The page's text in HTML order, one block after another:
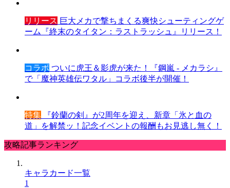
リリース 巨大メカで撃ちまくる爽快シューティングゲ
ーム『終末のタイタン：ラストラッシュ』リリース！
コラボ ついに虎王＆影虎が来た！『鋼嵐 - メカラシ』
で「魔神英雄伝ワタル」コラボ後半が開催！
特集 『鈴蘭の剣』が2周年を迎え、新章「氷と血の
道」を解禁ッ！記念イベントの報酬もお見逃し無く！
攻略記事ランキング
キャラカード一覧
1